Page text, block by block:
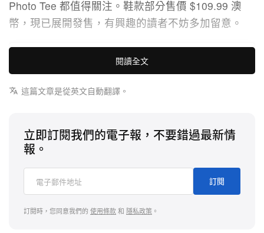
Photo Tee 都值得關注。鞋款部分售價 $109.99 澳
幣，現已展開發售，有興趣的讀者不妨多加留意。
查看這則 Instagram 貼文
閱讀全文
這篇文章是從英文自動翻譯。
立即訂閱我們的電子報，不要錯過最新情
報。
訂閱
訂閱時，您同意我們的 使用條款和 隱私政策 。